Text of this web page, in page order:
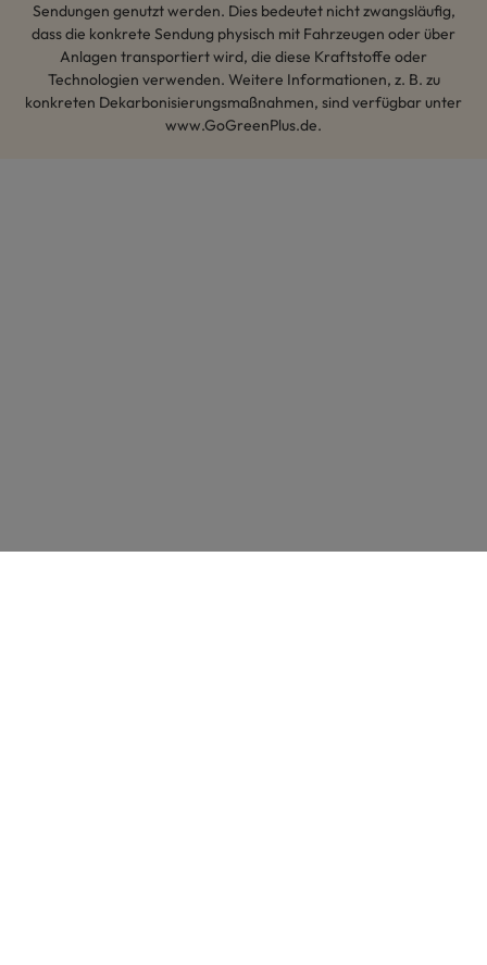
Sendungen genutzt werden. Dies bedeutet nicht zwangsläufig,
dass die konkrete Sendung physisch mit Fahrzeugen oder über
Anlagen transportiert wird, die diese Kraftstoffe oder
Technologien verwenden. Weitere Informationen, z. B. zu
konkreten Dekarbonisierungsmaßnahmen, sind verfügbar unter
www.GoGreenPlus.de.